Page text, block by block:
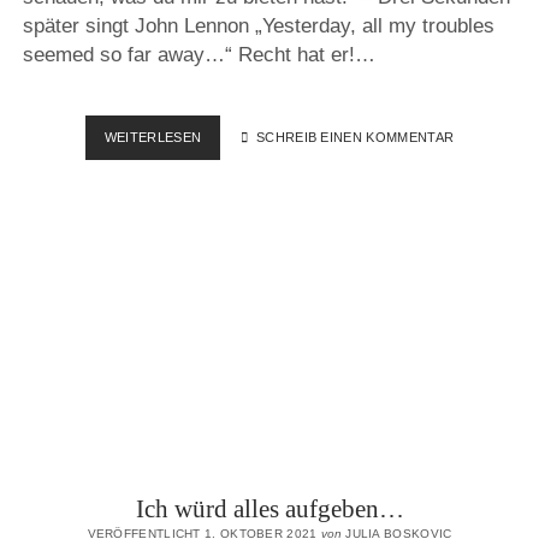
später singt John Lennon „Yesterday, all my troubles
seemed so far away…“ Recht hat er!…
WEITERLESEN „ALEXA,
SPIEL
SCHREIB EINEN KOMMENTAR
Ich würd alles aufgeben…
VERÖFFENTLICHT 1. OKTOBER 2021 von JULIA BOSKOVIC